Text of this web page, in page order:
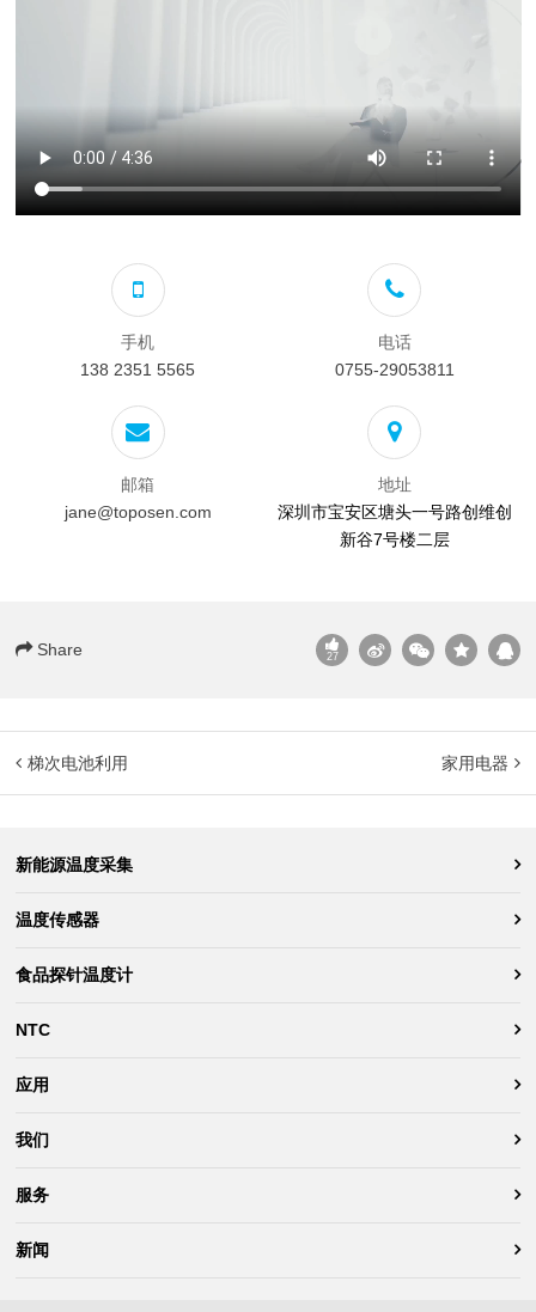
手机
138 2351 5565
电话
0755-29053811
邮箱
jane@toposen.com
地址
深圳市宝安区塘头一号路创维创
新谷7号楼二层
Share 27
梯次电池利用 家用电器
新能源温度采集
温度传感器
食品探针温度计
NTC
应用
我们
服务
新闻